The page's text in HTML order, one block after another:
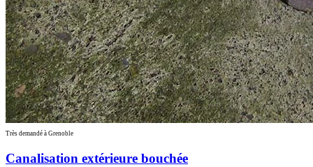
Très demandé à Grenoble
Canalisation extérieure bouchée